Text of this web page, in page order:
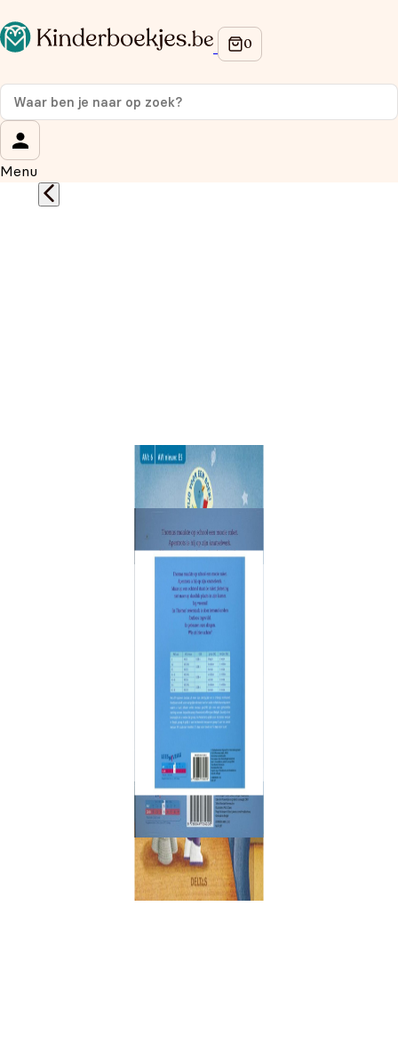
Menu
Op de hoogte blijven van onze acties?
Meld je aan voor onze nieuwsbrief en ontvang
korting
Wat is je voornaam?
Wat is je e-mailadres?